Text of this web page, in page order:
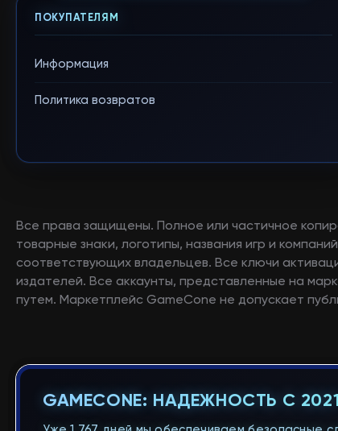
ПОКУПАТЕЛЯМ
Информация
Политика возвратов
Все права защищены. Полное или частичное
товарные знаки, логотипы, названия игр и
соответствующих владельцев. Все ключи
издателей. Все аккаунты, представленные на
путем. Маркетплейс GameCone не допускает
GAMECONE: НАДЕЖНОСТЬ С